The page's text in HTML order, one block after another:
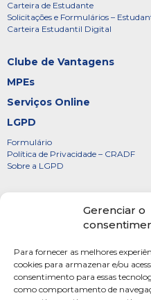
Gerenciar o
Para fornecer as melhores
cookies para armazenar e/ou
consentimento para essas
como comportamento de
Carteira de Estudante
Solicitações e Formulários –
Carteira Estudantil Digital
Clube de Vantagens
MPEs
Serviços Online
LGPD
Formulário
Política de Privacidade – CRADF
Sobre a LGPD
Diretoria
FOTOS